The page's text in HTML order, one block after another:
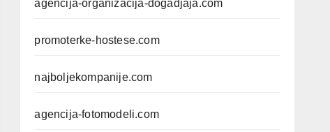
agencija-organizacija-dogadjaja.com
promoterke-hostese.com
najboljekompanije.com
agencija-fotomodeli.com